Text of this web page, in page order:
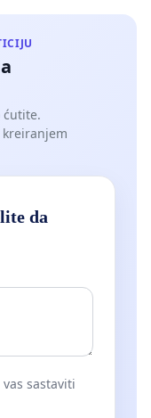
ćutite.
da
sastaviti